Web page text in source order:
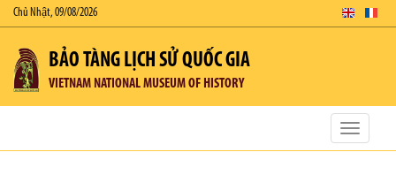
Chủ Nhật, 09/08/2026
BẢO TÀNG LỊCH SỬ QUỐC GIA
VIETNAM NATIONAL MUSEUM OF HISTORY
Toggle